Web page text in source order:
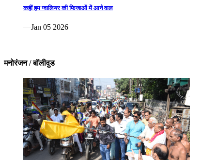
कहीं हम ग्वालियर की फिजाओं में आने वाल
—Jan 05 2026
मनोरंजन / बॉलीवुड